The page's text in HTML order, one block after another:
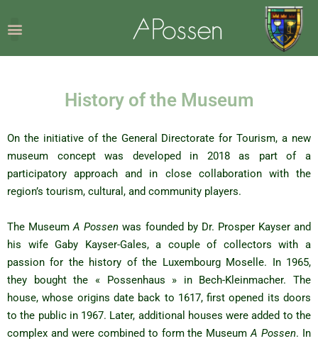
History of the Museum
On the initiative of the General Directorate for Tourism, a new
museum concept was developed in 2018 as part of a
participatory approach and in close collaboration with the
region’s tourism, cultural, and community players.
The MuseumA Possen was founded by Dr. Prosper Kayser and
his wife Gaby Kayser-Gales, a couple of collectors with a
passion for the history of the Luxembourg Moselle. In 1965,
they bought the « Possenhaus » in Bech-Kleinmacher. The
house, whose origins date back to 1617, first opened its doors
to the public in 1967. Later, additional houses were added to the
complex and were combined to form the MuseumA Possen. In